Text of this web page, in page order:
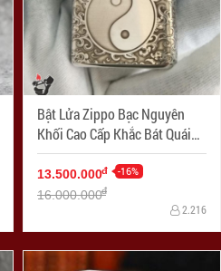
Bật Lửa Zippo Bạc Nguyên
Khối Cao Cấp Khắc Bát Quái
Âm Dương Armor
13.500.000đ -16%
16.000.000đ
2.216